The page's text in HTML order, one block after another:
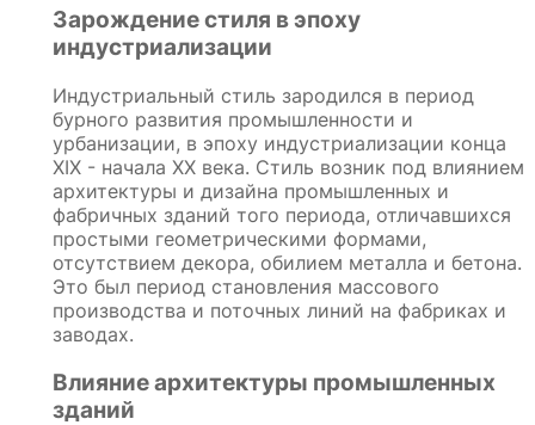
Зарождение стиля в эпоху
индустриализации
Индустриальный стиль зародился в период
бурного развития промышленности и
урбанизации, в эпоху индустриализации конца
XIX - начала XX века. Стиль возник под влиянием
архитектуры и дизайна промышленных и
фабричных зданий того периода, отличавшихся
простыми геометрическими формами,
отсутствием декора, обилием металла и бетона.
Это был период становления массового
производства и поточных линий на фабриках и
заводах.
Влияние архитектуры промышленных
зданий